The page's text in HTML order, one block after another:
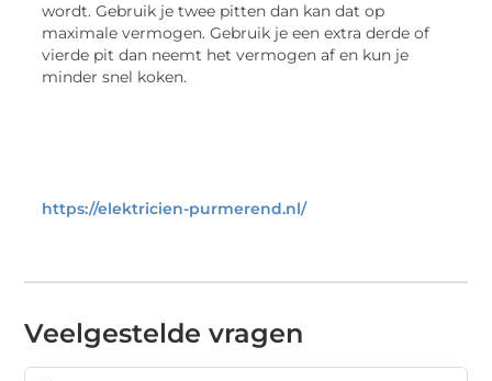
wordt. Gebruik je twee pitten dan kan dat op
maximale vermogen. Gebruik je een extra derde of
vierde pit dan neemt het vermogen af en kun je
minder snel koken.
https://elektricien-purmerend.nl/
Veelgestelde vragen